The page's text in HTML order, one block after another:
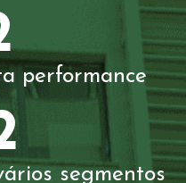
performance
segmentos